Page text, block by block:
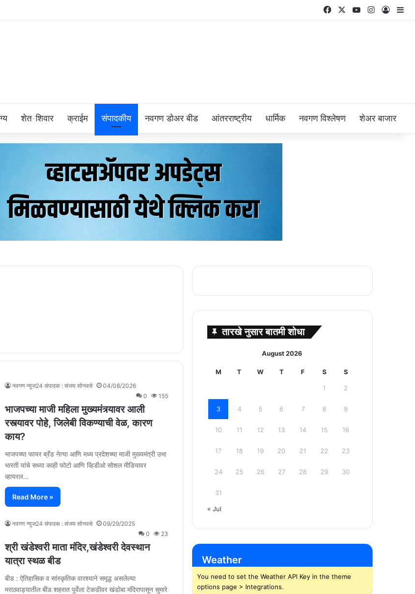
FacebookYouTubeInstagram
Log In
शेत-शिवार क्राईम संपादकीय नवगण डोअर बीड आंतरराष्ट्रीय धार्मिक नवगण विश्लेषण शेअर बाजार
नवगण न्युज24 संपादक : संजय सोनवसे
04/08/2026
0
155
भाजपच्या माजी महिला मुख्यमंत्र्यावर आली
रस्त्यावर पोहे, जिलेबी विकण्याची वेळ, कारण
काय?
भाजपच्या फायर ब्रँड नेत्या आणि मध्य प्रदेशच्या माजी मुख्यमंत्री उभा
भारती यांचे सध्या काही फोटो आणि व्हिडीओ सोशल मीडियावर
व्हायरल…
Read More »
नवगण न्युज24 संपादक : संजय सोनवसे
09/29/2025
0
23
श्री खंडेश्वरी माता मंदिर,खंडेश्वरी देवस्थान
यात्रा स्थळ बीड
बीड : ऐतिहासिक व सांस्कृतिक वारश्याने समृद्ध असलेल्या
मराठवाड्यातील बीड शहरात पूर्वेला टेकडीवर खंडोबा मंदिरापासून सुमारे
तारखे नुसार बातमी शोधा
August 2026
M T W T F S S
1 2
3 4 5 6 7 8 9
10 11 12 13 14 15 16
17 18 19 20 21 22 23
24 25 26 27 28 29 30
31
« Jul
Weather
You need to set the Weather API Key in the theme
options page > Integrations.